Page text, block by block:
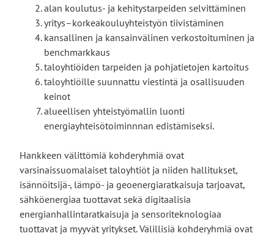
alan koulutus- ja kehitystarpeiden selvittäminen
yritys–korkeakouluyhteistyön tiivistäminen
kansallinen ja kansainvälinen verkostoituminen ja
benchmarkkaus
taloyhtiöiden tarpeiden ja pohjatietojen kartoitus
taloyhtiöille suunnattu viestintä ja osallisuuden
keinot
alueellisen yhteistyömallin luonti
energiayhteisötoiminnnan edistämiseksi.
Hankkeen välittömiä kohderyhmiä ovat
varsinaissuomalaiset taloyhtiöt ja niiden hallitukset,
isännöitsijä-, lämpö- ja geoenergiaratkaisuja tarjoavat,
sähköenergiaa tuottavat sekä digitaalisia
energianhallintaratkaisuja ja sensoriteknologiaa
tuottavat ja myyvät yritykset. Välillisiä kohderyhmiä ovat